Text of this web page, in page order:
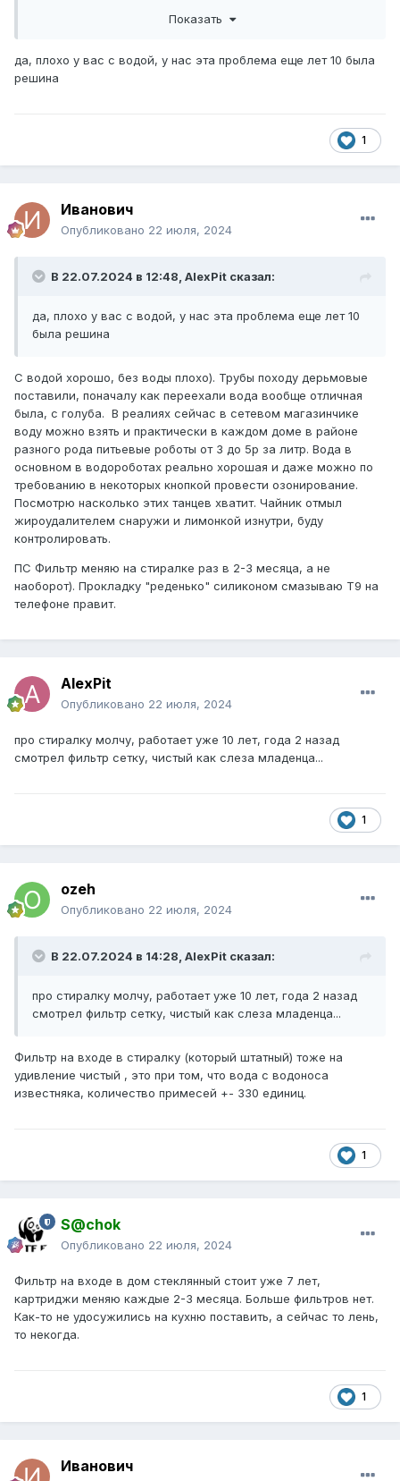
Демонтирую, полностью промывают, ребёнком
Показать
да, плохо у вас с водой, у нас эта проблема еще лет 10 была
решина
1
Иванович
Опубликовано 22 июля, 2024
В 22.07.2024 в 12:48, AlexPit сказал:
да, плохо у вас с водой, у нас эта проблема еще лет 10
была решина
С водой хорошо, без воды плохо). Трубы походу дерьмовые
поставили, поначалу как переехали вода вообще отличная
была, с голуба. В реалиях сейчас в сетевом магазинчике
воду можно взять и практически в каждом доме в районе
разного рода питьевые роботы от 3 до 5р за литр. Вода в
основном в водороботах реально хорошая и даже можно по
требованию в некоторых кнопкой провести озонирование.
Посмотрю насколько этих танцев хватит. Чайник отмыл
жироудалителем снаружи и лимонкой изнутри, буду
контролировать.
ПС Фильтр меняю на стиралке раз в 2-3 месяца, а не
наоборот). Прокладку "реденько" силиконом смазываю Т9 на
телефоне правит.
AlexPit
Опубликовано 22 июля, 2024
про стиралку молчу, работает уже 10 лет, года 2 назад
смотрел фильтр сетку, чистый как слеза младенца...
1
ozeh
Опубликовано 22 июля, 2024
В 22.07.2024 в 14:28, AlexPit сказал:
про стиралку молчу, работает уже 10 лет, года 2 назад
смотрел фильтр сетку, чистый как слеза младенца...
Фильтр на входе в стиралку (который штатный) тоже на
удивление чистый , это при том, что вода с водоноса
известняка, количество примесей +- 330 единиц.
1
S@chok
Опубликовано 22 июля, 2024
Фильтр на входе в дом стеклянный стоит уже 7 лет,
картриджи меняю каждые 2-3 месяца. Больше фильтров нет.
Как-то не удосужились на кухню поставить, а сейчас то лень,
то некогда.
1
Иванович